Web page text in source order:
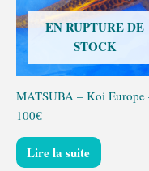
EN RUPTURE DE
STOCK
MATSUBA – Koi Europe
100€
Lire la suite